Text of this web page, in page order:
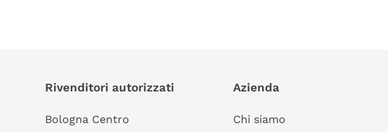
Rivenditori autorizzati
Bologna Centro
Azienda
Chi siamo